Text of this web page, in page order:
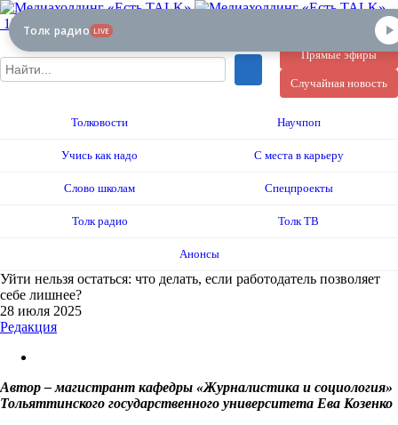
12+
Прямые эфиры
Случайная новость
Толковости Научпоп
Учись как надо С места в карьеру
Слово школам Спецпроекты
Толк радио Толк ТВ
Анонсы
Уйти нельзя остаться: что делать, если работодатель позволяет
себе лишнее?
28 июля 2025
Редакция
Автор – магистрант кафедры «Журналистика и социология»
Тольяттинского государственного университета Ева Козенко
Толк радио LIVE